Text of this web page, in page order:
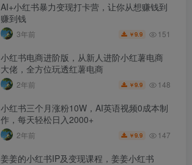
AI+小红书暴力变现打卡营，让你从想赚钱到
赚到钱
3年前 ￥9.9 151
小红书电商进阶版，从新人进阶小红薯电商
大佬，全方位玩透红薯电商
2年前 ￥9.9 148
小红书三个月涨粉10W，AI英语视频0成本制
作，每天轻松日入2000+
2年前 ￥9.9 147
姜姜的小红书IP及变现课程，姜姜小红书